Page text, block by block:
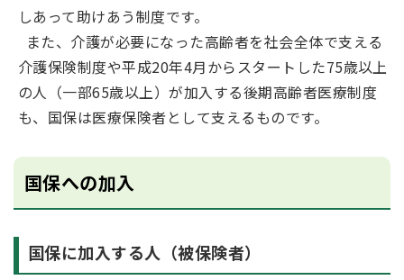
しあって助けあう制度です。
また、介護が必要になった高齢者を社会全体で支える
介護保険制度や平成20年4月からスタートした75歳以上
の人（一部65歳以上）が加入する後期高齢者医療制度
も、国保は医療保険者として支えるものです。
国保への加入
国保に加入する人（被保険者）